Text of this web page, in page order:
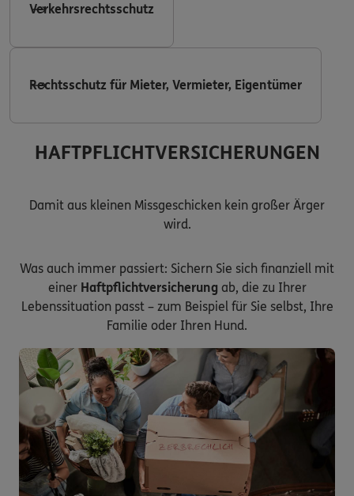
Verkehrsrechtsschutz
Rechtsschutz für Mieter, Vermieter, Eigentümer
HAFTPFLICHTVERSICHERUNGEN
Damit aus kleinen Missgeschicken kein großer Ärger
wird.
Was auch immer passiert: Sichern Sie sich finanziell mit
einer Haftpflichtversicherung ab, die zu Ihrer
Lebenssituation passt – zum Beispiel für Sie selbst, Ihre
Familie oder Ihren Hund.